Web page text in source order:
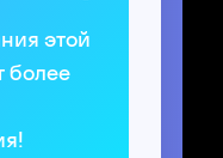
этой
более